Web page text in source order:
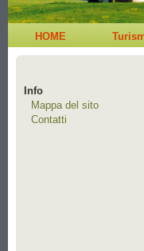
HOME
Info
Mappa del sito
Contatti